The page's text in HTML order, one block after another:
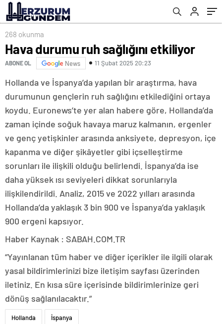
268 okunma
Hava durumu ruh sağlığını etkiliyor
ABONE OL News 11 Şubat 2025 20:23
Hollanda ve İspanya’da yapılan bir araştırma, hava
durumunun gençlerin ruh sağlığını etkilediğini ortaya
koydu. Euronews’te yer alan habere göre, Hollanda’da
zaman içinde soğuk havaya maruz kalmanın, ergenler
ve genç yetişkinler arasında anksiyete, depresyon, içe
kapanma ve diğer şikâyetler gibi içselleştirme
sorunları ile ilişkili olduğu belirlendi. İspanya’da ise
daha yüksek ısı seviyeleri dikkat sorunlarıyla
ilişkilendirildi. Analiz, 2015 ve 2022 yılları arasında
Hollanda’da yaklaşık 3 bin 900 ve İspanya’da yaklaşık
900 ergeni kapsıyor.
Haber Kaynak : SABAH.COM.TR
“Yayınlanan tüm haber ve diğer içerikler ile ilgili olarak
yasal bildirimlerinizi bize iletişim sayfası üzerinden
iletiniz. En kısa süre içerisinde bildirimlerinize geri
dönüş sağlanılacaktır.”
Hollanda İspanya